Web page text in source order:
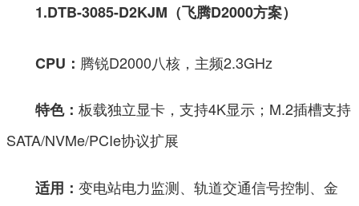
1.DTB-3085-D2KJM（飞腾D2000方案）
CPU： 腾锐D2000八核，主频2.3GHz
特色：板载独立显卡，支持4K显示；M.2插槽支持
SATA/NVMe/PCIe协议扩展
适用：变电站电力监测、轨道交通信号控制、金